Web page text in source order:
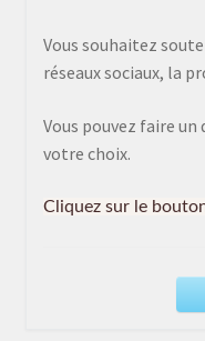
Vous souhaitez
réseaux sociaux, la
Vous pouvez faire
votre choix.
Cliquez sur le